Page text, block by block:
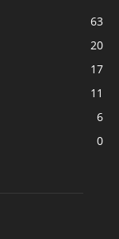
63
20
17
11
6
0